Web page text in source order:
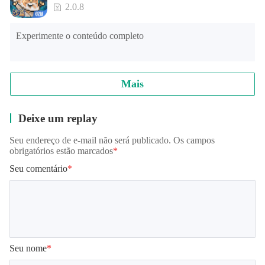
2.0.8
Experimente o conteúdo completo
Mais
Deixe um replay
Seu endereço de e-mail não será publicado. Os campos
obrigatórios estão marcados*
Seu comentário*
Seu nome*